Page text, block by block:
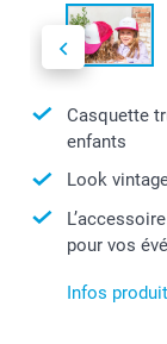
Casquette
enfants
Look
pour vos
Infos produit